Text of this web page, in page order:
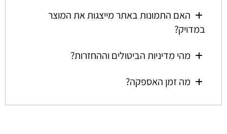
האם התמונות באתר מייצגות את המוצר
במדויק?
מהי מדיניות הביטולים וההחזרות?
מה זמן האספקה?